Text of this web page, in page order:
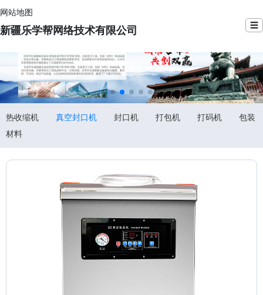
网站地图
新疆乐学帮网络技术有限公司 ☰
热收缩机 真空封口机 封口机 打包机 打码机
包装
材料